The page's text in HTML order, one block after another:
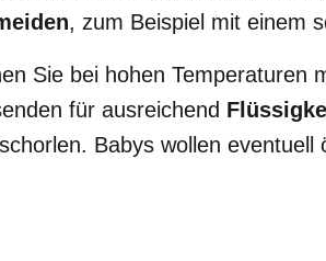
, zum Beispiel mit einem
Sie bei hohen Temperaturen
für ausreichend
Babys wollen eventuell